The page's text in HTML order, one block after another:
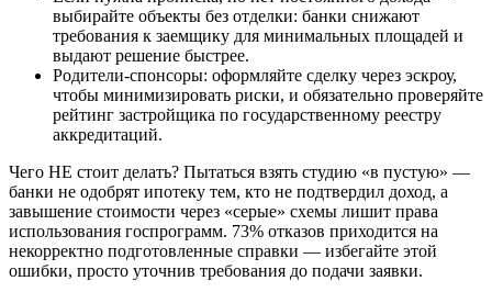
выбирайте объекты без отделки: банки снижают
требования к заемщику для минимальных площадей и
выдают решение быстрее.
Родители-спонсоры: оформляйте сделку через эскроу,
чтобы минимизировать риски, и обязательно проверяйте
рейтинг застройщика по государственному реестру
аккредитаций.
Чего НЕ стоит делать? Пытаться взять студию «в пустую» —
банки не одобрят ипотеку тем, кто не подтвердил доход, а
завышение стоимости через «серые» схемы лишит права
использования госпрограмм. 73% отказов приходится на
некорректно подготовленные справки — избегайте этой
ошибки, просто уточнив требования до подачи заявки.